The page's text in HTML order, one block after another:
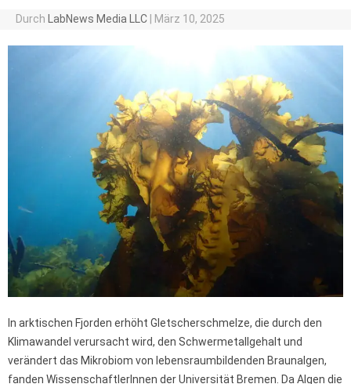
Durch LabNews Media LLC März 10, 2025
In arktischen Fjorden erhöht Gletscherschmelze, die durch den
Klimawandel verursacht wird, den Schwermetallgehalt und
verändert das Mikrobiom von lebensraumbildenden Braunalgen,
fanden WissenschaftlerInnen der Universität Bremen. Da Algen die